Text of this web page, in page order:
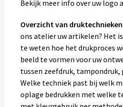
Bekijk meer info over uw logo
Overzicht van druktechnieken
ons atelier uw artikelen? Het
te weten hoe het drukproces
beeld te vormen voor uw
tussen zeefdruk,
Welke techniek past bij welk
oplage bedrukken met welke